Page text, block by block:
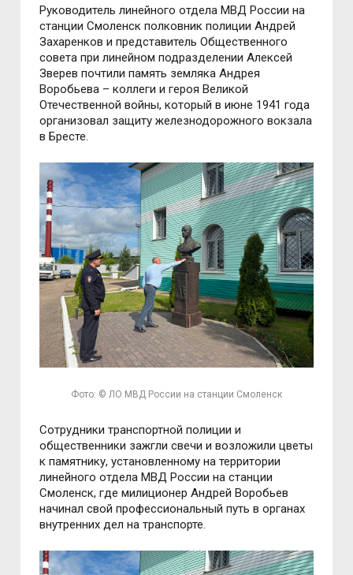
Руководитель линейного отдела МВД России на
станции Смоленск полковник полиции Андрей
Захаренков и представитель Общественного
совета при линейном подразделении Алексей
Зверев почтили память земляка Андрея
Воробьева – коллеги и героя Великой
Отечественной войны, который в июне 1941 года
организовал защиту железнодорожного вокзала
в Бресте.
Фото: © ЛО МВД России на станции Смоленск
Сотрудники транспортной полиции и
общественники зажгли свечи и возложили цветы
к памятнику, установленному на территории
линейного отдела МВД России на станции
Смоленск, где милиционер Андрей Воробьев
начинал свой профессиональный путь в органах
внутренних дел на транспорте.